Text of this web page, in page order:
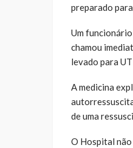
preparado
Um
chamou
levado para
A medicina
de uma
O Hospital